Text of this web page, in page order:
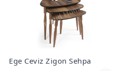
Ege Ceviz Zigon Sehpa